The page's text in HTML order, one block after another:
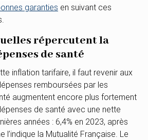
garanties en suivant ces
répercutent la
de santé
inflation tarifaire, il faut revenir aux
remboursées par les
augmentent encore plus fortement
de santé avec une nette
années : 6,4% en 2023, après
l’indique la Mutualité Française. Le